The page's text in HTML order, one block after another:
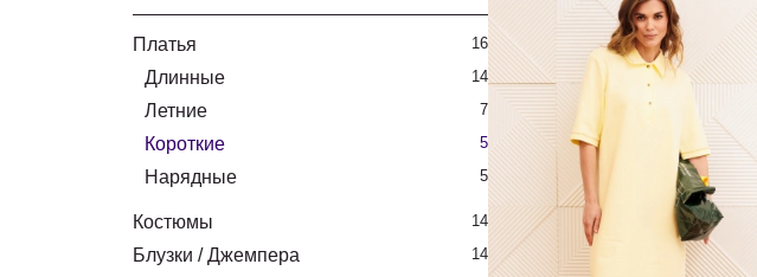
Платья 16
Длинные 14
Летние 7
Короткие 5
Нарядные 5
Костюмы 14
Блузки / Джемпера 14